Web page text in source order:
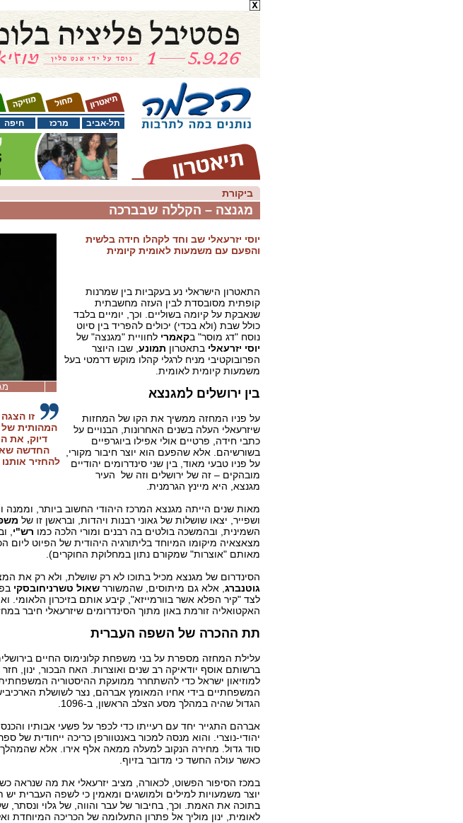
חיפה מרכז תל-אביב
ביקורת
מגנצה – הקללה שבברכה
זו
המהותית של
דיוק, את
החדשה
להחזיר
יוסי יזרעאלי שב וחד לקהלו חידה בלשית
והפעם עם משמעות לאומית קיומית
התאטרון הישראלי נע בעקביות בין שמרנות
קופתית מסובסדת לבין העזה מחשבתית
שנאבקת על קיומה בשוליים. וכך, יומיים בלבד
כולל שבת (ולא בכדי) יכולים להפריד בין סיוט
נוסח "דג מוסר" בקאמרי לחוויית "מגנצה" של
יוסי יזרעאלי בתאטרון תמונע , שבו היוצר
הפרובוקטיבי מניח לרגלי קהלו מוקש דרמטי בעל
משמעות קיומית לאומית.
בין ירושלים למגנצא
על פניו המחזה ממשיך את הקו של המחזות
שיזרעאלי העלה בשנים האחרונות, הבנויים על
כתבי חידה, פרטיים אולי אפילו ביוגרפיים
בשורשיהם. אלא שהפעם הוא יוצר חיבור מקורי,
על פניו טבעי מאוד, בין שני סינדרומים יהודיים
מובהקים – זה של ירושלים וזה של העיר
מגנצא, היא מיינץ הגרמנית.
מאות שנים הייתה מגנצא המרכז היהודי החשוב ביותר, וממנה
ושפייר, יצאו שושלות של גאוני רבנות ויהדות, ובראשן זו של
השמינית, ובהמשכה בולטים בה רבנים ומורי הלכה כמו רש"י ,
מצאצאיה מיקומו המיוחד בליתורגיה היהודית של הפיוט ליום
מאותם "אוצרות" שמקורם נתון במחלוקת החוקרים).
הסינדרום של מגנצא מכיל בתוכו לא רק שושלת, ולא רק את
גוטנברג , אלא גם מיתוסים, שהמשורר שאול טשרניחובסקי
לצד "קיר הפלא אשר בוורמייזא", קיבע אותם בזיכרון הלאומי.
האקטואליה זורמת באון מתוך הסינדרומים שיזרעאלי חיבר
תת ההכרה של השפה העברית
עלילת המחזה מספרת על בני משפחת קלונימוס החיים
ברשותם אוסף יודאיקה רב שנים ואוצרות. האח הבכור, ינון,
למוזיאון ישראל כדי להשתחרר ממועקת ההיסטוריה
המשפחתיים בידי אחיו המאומץ אברהם, נצר לשושלת
הגדול שהיה במהלך מסע הצלב הראשון, ב-1096.
אברהם התגייר יחד עם רעייתו כדי לכפר על פשעי אבותיו
יהודי-נוצרי. והוא מנסה למכור באנטוורפן כריכה ייחודית של
סוד גדול. מחירה הנקוב למעלה ממאה אלף אירו. אלא
כאשר עולה החשד כי מדובר בזיוף.
במכז הסיפור הפשוט, לכאורה, מציב יזרעאלי את מה שנראה
יוצר משמעויות למילים ולמושגים ומאמין כי לשפה העברית יש
בתוכה את האמת. וכך, בחיבור של עבר והווה, של גלוי ונסתר,
לאומית, ינון מוליך אל פתרון התעלומה של הכריכה המיוחדת